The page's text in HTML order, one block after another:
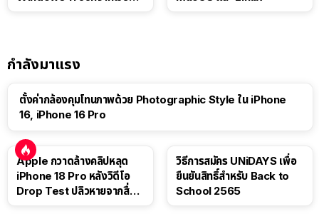
กำลังมาแรง
ตั้งค่ากล้องคุมโทนภาพด้วย Photographic Style ใน iPhone
16, iPhone 16 Pro
Apple กวาดล้างคลิปหลุด
iPhone 18 Pro หลังวิดีโอ
Drop Test ปลิวหายจากสื่อ
วิธีการสมัคร UNiDAYS เพื่อ
ยืนยันสิทธิ์สำหรับ Back to
School 2565